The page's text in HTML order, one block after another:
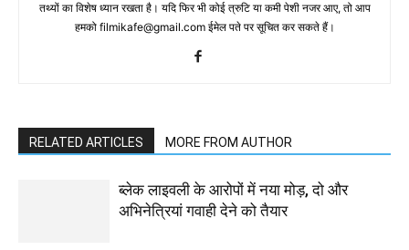
तथ्‍यों का विशेष ध्‍यान रखता है। यदि फिर भी कोई त्रुटि या कमी पेशी नजर आए, तो आप
हमको filmikafe@gmail.com ईमेल पते पर सूचित कर सकते हैं।
RELATED ARTICLES MORE FROM AUTHOR
ब्लेक लाइवली के आरोपों में नया मोड़, दो और
अभिनेत्रियां गवाही देने को तैयार